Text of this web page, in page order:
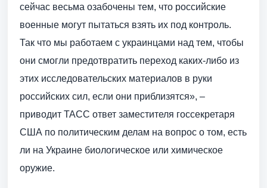
сейчас весьма озабочены тем, что российские
военные могут пытаться взять их под контроль.
Так что мы работаем с украинцами над тем, чтобы
они смогли предотвратить переход каких-либо из
этих исследовательских материалов в руки
российских сил, если они приблизятся», –
приводит ТАСС ответ заместителя госсекретаря
США по политическим делам на вопрос о том, есть
ли на Украине биологическое или химическое
оружие.